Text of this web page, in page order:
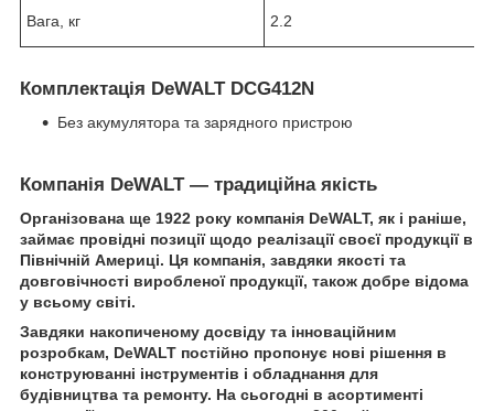
Вага, кг 2.2
Комплектація DeWALT DCG412N
Без акумулятора та зарядного пристрою
Компанія DeWALT — традиційна якість
Організована ще 1922 року компанія DeWALT, як і раніше,
займає провідні позиції щодо реалізації своєї продукції в
Північній Америці. Ця компанія, завдяки якості та
довговічності виробленої продукції, також добре відома
у всьому світі.
Завдяки накопиченому досвіду та інноваційним
розробкам, DeWALT постійно пропонує нові рішення в
конструюванні інструментів і обладнання для
будівництва та ремонту. На сьогодні в асортименті